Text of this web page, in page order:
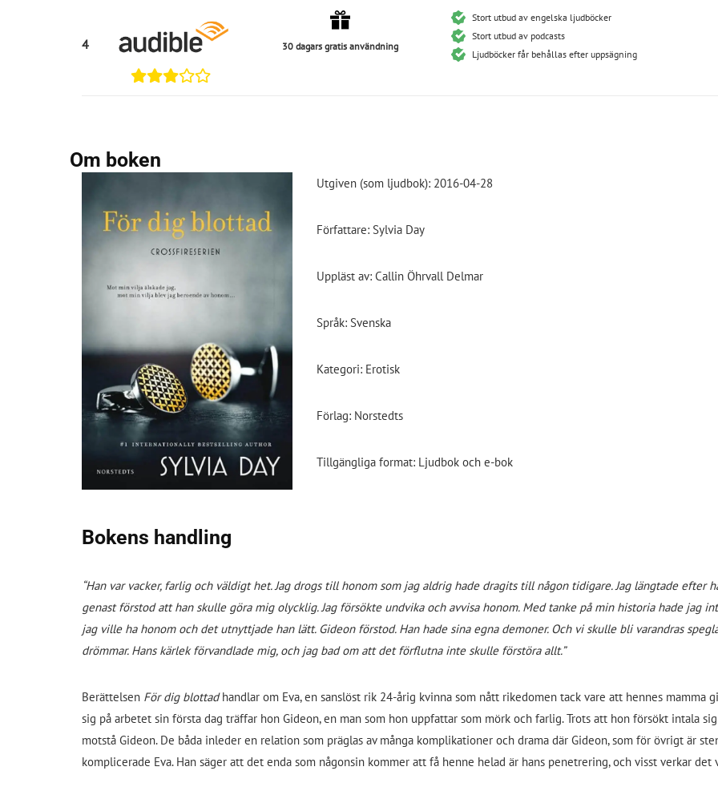
4 30 dagars gratis användning
Stort utbud av engelska ljudböcker
Stort utbud av podcasts
Ljudböcker får behållas efter uppsägning
Om boken
Utgiven (som ljudbok): 2016-04-28
Författare: Sylvia Day
Uppläst av: Callin Öhrvall Delmar
Språk: Svenska
Kategori: Erotisk
Förlag: Norstedts
Tillgängliga format: Ljudbok och e-bok
Bokens handling
“Han var vacker, farlig och väldigt het. Jag drogs till honom som jag aldrig hade dragits till någon tidigare. Jag längtade efter
genast förstod att han skulle göra mig olycklig. Jag försökte undvika och avvisa honom. Med tanke på min historia hade jag
jag ville ha honom och det utnyttjade han lätt. Gideon förstod. Han hade sina egna demoner. Och vi skulle bli varandras
drömmar. Hans kärlek förvandlade mig, och jag bad om att det förflutna inte skulle förstöra allt.”
Berättelsen För dig blottadhandlar om Eva, en sanslöst rik 24-årig kvinna som nått rikedomen tack vare att hennes
sig på arbetet sin första dag träffar hon Gideon, en man som hon uppfattar som mörk och farlig. Trots att hon försökt intala
motstå Gideon. De båda inleder en relation som präglas av många komplikationer och drama där Gideon, som för övrigt är
komplicerade Eva. Han säger att det enda som någonsin kommer att få henne helad är hans penetrering, och visst verkar det